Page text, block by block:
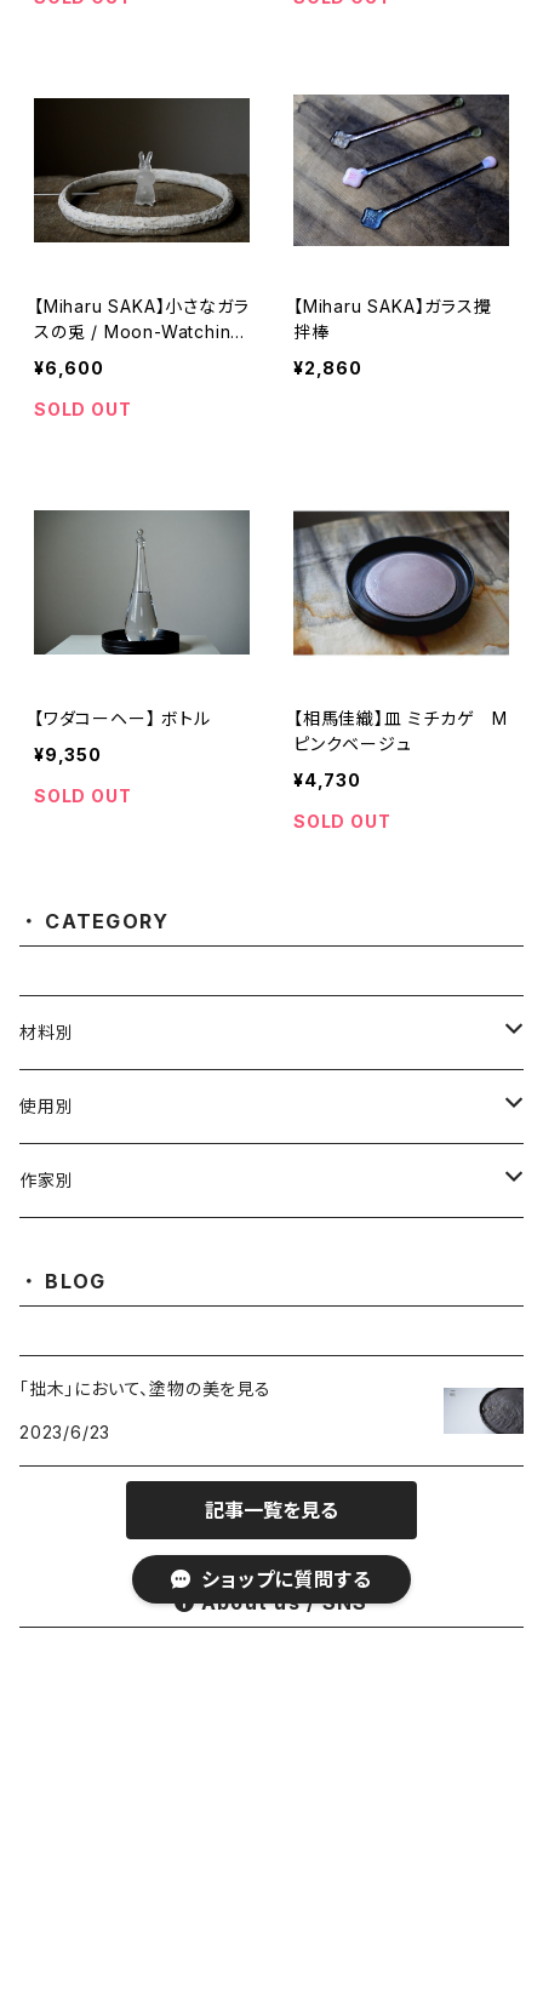
【Miharu SAKA】小さなガラ
スの兎 / Moon-Watching
Bunny Sculpture
¥6,600
SOLD OUT
【Miharu SAKA】ガラス攪
拌棒
¥2,860
【ワダコーヘー】 ボトル
¥9,350
SOLD OUT
【相馬佳織】皿 ミチカゲ M
ピンクベージュ
¥4,730
SOLD OUT
CATEGORY
材料別
陶磁器
ガラス
布・絲・植物繊維
使用別
茶壺 急须 土瓶
蓋碗
酒器
作家別
相馬佳織
姜栄華
BLOG
「拙木」において、塗物の美を見る
2023/6/23
記事一覧を見る
About us / SNS
ショップに質問する